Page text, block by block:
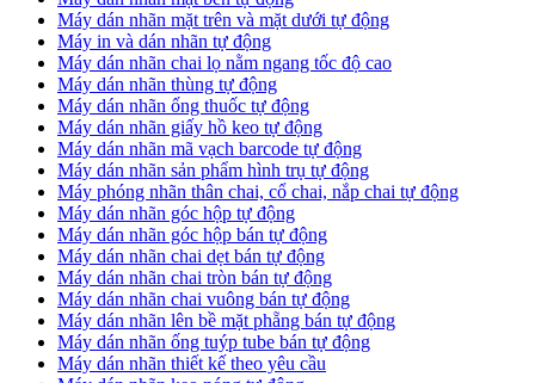
​Máy dán nhãn mặt trên và mặt dưới tự động
Máy in và dán nhãn tự động
Máy dán nhãn chai lọ nằm ngang tốc độ cao
​Máy dán nhãn thùng tự động
Máy dán nhãn ống thuốc tự động
​Máy dán nhãn giấy hồ keo tự động
​Máy dán nhãn mã vạch barcode tự động
​Máy dán nhãn sản phẩm hình trụ tự động
Máy phóng nhãn thân chai, cổ chai, nắp chai tự động
​Máy dán nhãn góc hộp tự động
Máy dán nhãn góc hộp bán tự động
​Máy dán nhãn chai dẹt bán tự động
Máy dán nhãn chai tròn bán tự động
Máy dán nhãn chai vuông bán tự động
Máy dán nhãn lên bề mặt phẵng bán tự động
​Máy dán nhãn ống tuýp tube bán tự động
Máy dán nhãn thiết kế theo yêu cầu